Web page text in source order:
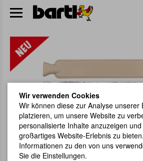
Wir verwenden Cookies
Wir können diese zur Analyse unserer
platzieren, um unsere Website zu
personalisierte Inhalte anzuzeigen
großartiges Website-Erlebnis zu
Informationen zu den von uns
Sie die Einstellungen.